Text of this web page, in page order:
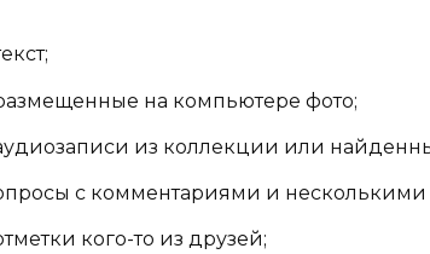
на компьютере фото;
из коллекции или
с комментариями и
кого-то из друзей;